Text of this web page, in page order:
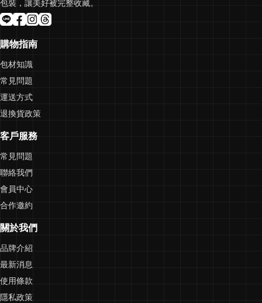
包裝，讓美好被完整收藏。
購物指南
包材知識
常見問題
運送方式
退換貨政策
客戶服務
常見問題
聯絡我們
會員中心
合作邀約
關於我們
品牌介紹
最新消息
使用條款
隱私政策